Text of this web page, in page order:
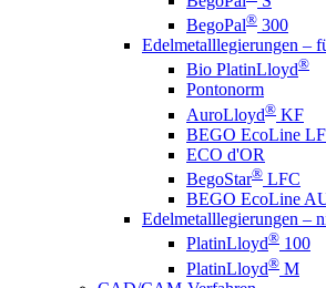
BegoPal® 300
Edelmetalllegierungen –
Bio PlatinLloyd®
Pontonorm
AuroLloyd® KF
BEGO EcoLine
ECO d'OR
BegoStar® LFC
BEGO EcoLine
Edelmetalllegierungen –
PlatinLloyd® 100
PlatinLloyd® M